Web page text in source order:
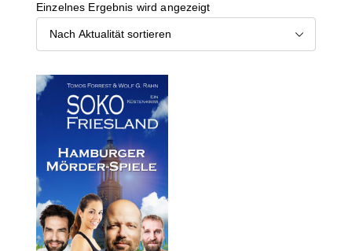
Einzelnes Ergebnis wird angezeigt